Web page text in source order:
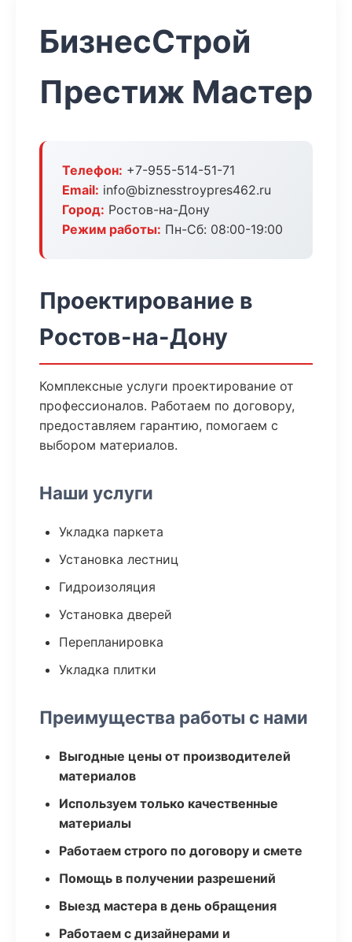
БизнесСтрой
Престиж Мастер
Телефон: +7-955-514-51-71
Email: info@biznesstroypres462.ru
Город: Ростов-на-Дону
Режим работы: Пн-Сб: 08:00-19:00
Проектирование в
Ростов-на-Дону
Комплексные услуги проектирование от
профессионалов. Работаем по договору,
предоставляем гарантию, помогаем с
выбором материалов.
Наши услуги
Укладка паркета
Установка лестниц
Гидроизоляция
Установка дверей
Перепланировка
Укладка плитки
Преимущества работы с нами
Выгодные цены от производителей
материалов
Используем только качественные
материалы
Работаем строго по договору и смете
Помощь в получении разрешений
Выезд мастера в день обращения
Работаем с дизайнерами и